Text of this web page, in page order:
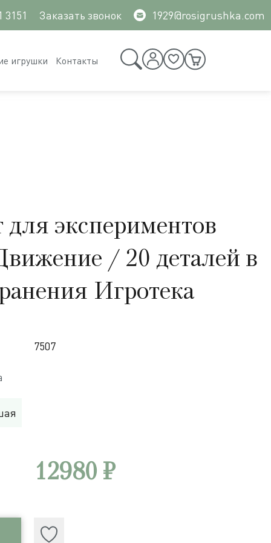
3151 Заказать звонок 1929@rosigrushka.com
игрушки Контакты
экспериментов
/ 20 деталей в
Игротека
7507
12980 ₽